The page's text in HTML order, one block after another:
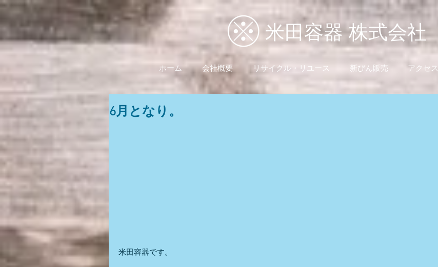
米田容器 株式会社
ホーム 会社概要 リサイクル・リユース 新びん販売 アクセス
6月となり。
米田容器です。